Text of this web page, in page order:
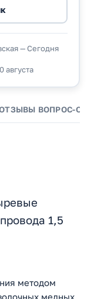
— Сегодня
августа
ВОПРОС-
1,5
методом
медных